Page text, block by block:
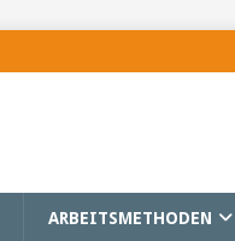
ARBEITSMETHODEN